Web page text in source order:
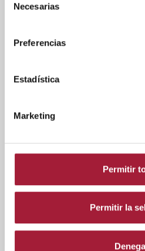
Necesarias
Preferencias
Estadística
Marketing
Permitir
Permitir la
SALUD INFANTIL
5 consejos para